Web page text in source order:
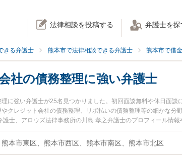
法律相談を投稿する 弁護士を探
きる弁護士 熊本市で法律相談できる弁護士 熊本市で借
社の債務整理に強い弁護士
に強い弁護士が25名見つかりました。初回面談無料や休日面
クレジット会社の債務整理、リボ払いの債務整理等の細かな
士、アロウズ法律事務所の川島 孝之弁護士のプロフィール情
ブルを今すぐに弁護士に相談したい』『クレジット会社の債
談できる熊本市内の弁護士に相談予約したい』などでお困りの
本市東区、熊本市西区、熊本市南区、熊本市北区